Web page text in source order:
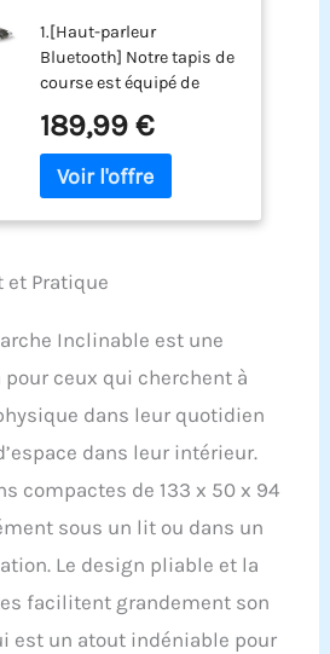
Marche Électrique
12km/h, Enceinte
Bluetooth & 12
Programmes, 3.5HP
Treadmill pour la
Maison et Le Bureau
1.[Haut-parleur
Bluetooth] Notre tapis de
course est équipé de
Connectez-vous
simplement en
recherchant le nom "T
téléphone, idéal pour
écouter de la musique
pour une expérience
d'entraînement
de Contrôle] Vous pouvez
contrôler le tapis de
commande, la
télécommande sans fil
ou l'application Fitshow.
Que ce soit pour un
usage quotidien à la
189,99 €
et Pratique
Inclinable est une
ceux qui cherchent à
dans leur quotidien
dans leur intérieur.
compactes de 133 x 50 x 94
sous un lit ou dans un
Le design pliable et la
facilitent grandement son
est un atout indéniable pour